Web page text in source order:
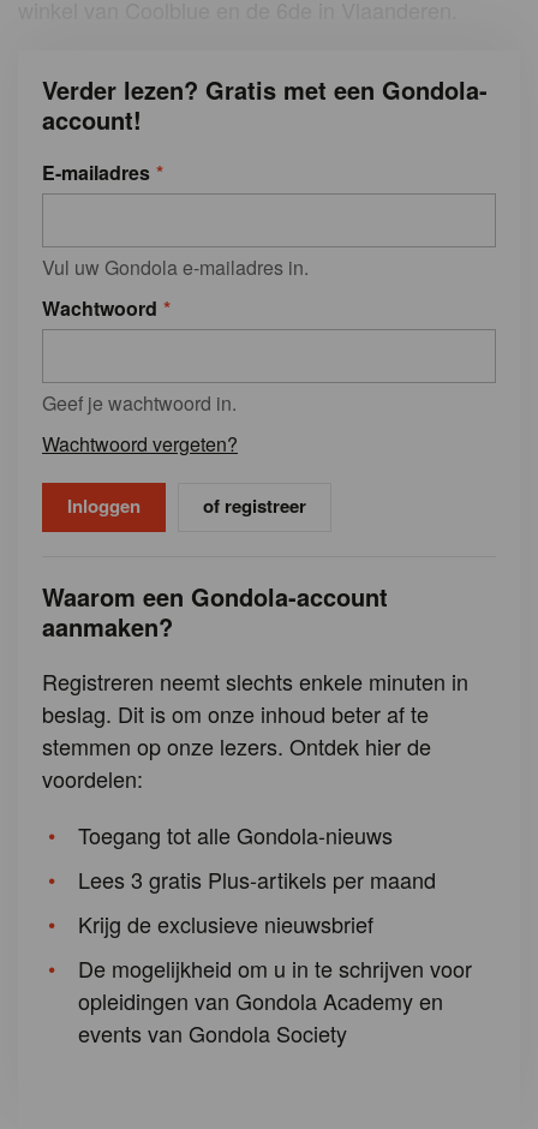
Verder lezen? Gratis met een Gondola-
account!
E-mailadres
Vul uw Gondola e-mailadres in.
Wachtwoord
Geef je wachtwoord in.
Wachtwoord vergeten?
of registreer
Waarom een Gondola-account
aanmaken?
Registreren neemt slechts enkele minuten in
beslag. Dit is om onze inhoud beter af te
stemmen op onze lezers. Ontdek hier de
voordelen:
Toegang tot alle Gondola-nieuws
Lees 3 gratis Plus-artikels per maand
Krijg de exclusieve nieuwsbrief
De mogelijkheid om u in te schrijven voor
opleidingen van Gondola Academy en
events van Gondola Society